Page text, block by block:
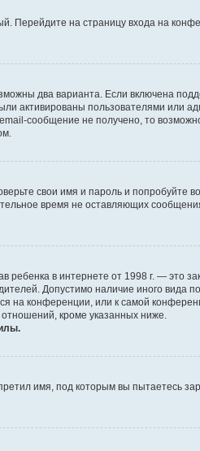
Перейдите на страницу входа на
два варианта. Если включена
активированы пользователями или
сообщение не получено, то
свои имя и пароль и попробуйте
время не оставляющих
ребенка в интернете от 1998 г. —
Допустимо наличие иного
на конференции, или к самой
кроме указанных ниже.
имя, под которым вы пытаетесь